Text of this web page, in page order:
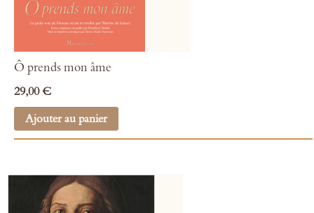
Ô prends mon âme
29,00 €
Ajouter au panier